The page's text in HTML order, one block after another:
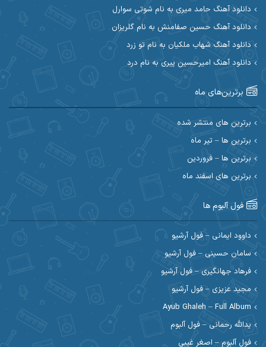
ابراهیم شمس ابوالحسن جاویدان
ابی حسینی
احسان آیینفر
احسان امیدوار
احسان حیدری احسان دریادل
احسان رمضانی احسان علیانی
احسان کریمی احسان کمری
احسان مرادیان احمد اسلامی
احمد بیرانوند
احمد صحراییان
احمد نازدار احمد نوریان
احمدرضا امرایی
ارسلان منصوری ارسی بند
دانلود آهنگ حامد میری به نام شوتی سوارل
دانلود آهنگ حسین صفامنش به نام گلریزان
دانلود آهنگ شهاب ملکیان به نام تو زرد
دانلود آهنگ امیرحسین پیری به نام درد
برترین‌های ماه
برترین های منتشر شده
برترین ها – تیر ماه
برترین ها – فروردین
برترین های اسفند ماه
فول آلبوم ها
داوود ایمانی – فول آرشیو
سامان حسینی – فول آرشیو
فرهاد جهانگیری – فول آرشیو
مجید عزیزی – فول آرشیو
Ayub Ghaleh – Full Album
یدالله رحمانی – فول آلبوم
فول آلبوم – اصغر غیبی